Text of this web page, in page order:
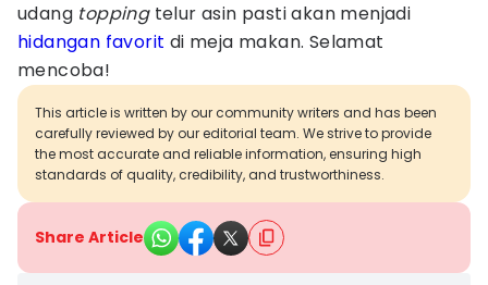
udang toppingtelur asin pasti akan menjadi
hidangan favorit di meja makan. Selamat
mencoba!
This article is written by our community writers and has been
carefully reviewed by our editorial team. We strive to provide
the most accurate and reliable information, ensuring high
standards of quality, credibility, and trustworthiness.
Share Article